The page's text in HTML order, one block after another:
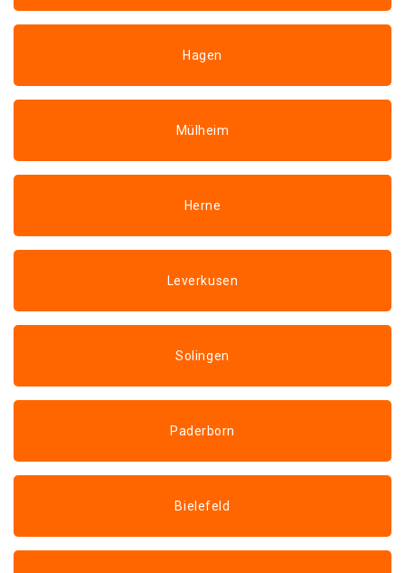
Hagen
Mülheim
Herne
Leverkusen
Solingen
Paderborn
Bielefeld